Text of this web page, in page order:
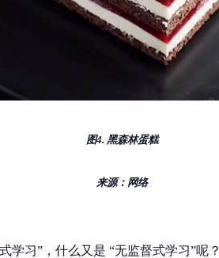
图4. 黑森林蛋糕
来源：网络
学习”，什么又是 “无监督式学习”呢？